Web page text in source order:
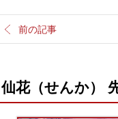
前の記事
仙花（せんか）